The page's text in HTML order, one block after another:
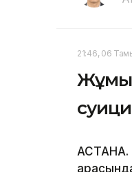
21:46, 06
АСТАНА.